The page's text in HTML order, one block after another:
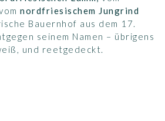
nordfriesischem Jungrind
Bauernhof aus dem 17.
seinem Namen – übrigens
und reetgedeckt.